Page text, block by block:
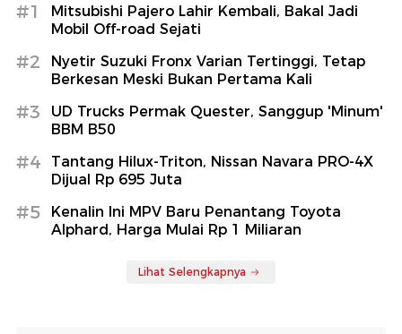
#1
Mitsubishi Pajero Lahir Kembali, Bakal Jadi
Mobil Off-road Sejati
#2
Nyetir Suzuki Fronx Varian Tertinggi, Tetap
Berkesan Meski Bukan Pertama Kali
#3
UD Trucks Permak Quester, Sanggup 'Minum'
BBM B50
#4
Tantang Hilux-Triton, Nissan Navara PRO-4X
Dijual Rp 695 Juta
#5
Kenalin Ini MPV Baru Penantang Toyota
Alphard, Harga Mulai Rp 1 Miliaran
Lihat Selengkapnya